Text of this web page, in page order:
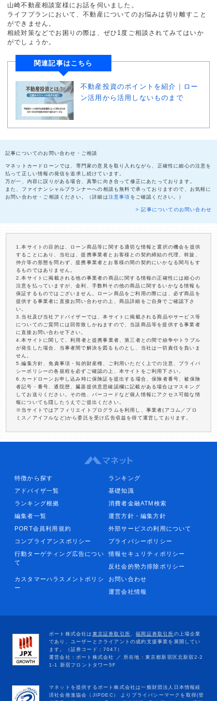
山崎不動産相談室様にお話を伺いました。
ライフプランにおいて、不動産についてのお悩みは切り離すこと
ができません。
相続対策などでお困りの際は、ぜひ1度ご相談されてみてはいか
がでしょうか。
関連記事はこちら
不動産投資のポイントを紹介｜ロー
ン活用から活用しないものまで
記事についてのお問い合わせ・ご相談
マネットカードローンでは、専門家の意見を取り入れながら、正確性に細心の注意を
払って正しい情報の発信を追求し続けています。
万が一、内容に誤りがある場合、真摯に向き合って修正にあたっております。
また、ファイナンシャルプランナーへの相談も無料で承っておりますので、お気軽に
お問い合わせ・ご相談ください。（詳細は注意事項 をご確認ください。）
> 記事についてのお問い合わせ
1.本サイトの目的は、ローン商品等に関する適切な情報と選択の機会を提供
することにあり、当社は、提携事業者とお客様との契約締結の代理、斡旋、
仲介等の形態を問わず、提携事業者とお客様の間の契約にいかなる関与もす
るものではありません。
2.本サイトに掲載される他の事業者の商品に関する情報の正確性には細心の
注意を払っていますが、金利、手数料その他の商品に関するいかなる情報も
保証するものではございません。ローン商品をご利用の際には、必ず商品を
提供する事業者に直接お問い合わせの上、商品詳細をご自身でご確認下さ
い。
3.当社及び当社アドバイザーでは、本サイトに掲載される商品やサービス等
についてのご質問には回答致しかねますので、当該商品等を提供する事業者
に直接お問い合わせ下さい。
4.本サイトに関して、利用者と提携事業者、第三者との間で紛争やトラブル
が発生した場合、当事者間で解決を図るものとし、当社は一切責任を負いま
せん。
5.編集方針、免責事項・知的財産権、ご利用いただく上での注意、プライバ
シーポリシーの各規程を必ずご確認の上、本サイトをご利用下さい。
6.カードローンお申し込み時に保険証を提出する場合、保険者番号、被保険
者記号・番号、通院歴、臓器提供意思確認欄に記載がある場合はマスキング
してお送りください。その他、バーコードなど個人情報にアクセス可能な情
報についても隠したうえでご提出ください。
※当サイトではアフィリエイトプログラムを利用し、事業者(アコム／プロ
ミス／アイフルなど)から委託を受け広告収益を得て運営しております。
特徴から探す
ランキング
アドバイザ一覧
基礎知識
ランキング根拠
消費者金融ATM検索
編集者一覧
運営方針・編集方針
PORT会員利用規約
外部サービスの利用について
コンプライアンスポリシー
プライバシーポリシー
行動ターゲティング広告につい
て
情報セキュリティポリシー
反社会的勢力排除ポリシー
カスタマーハラスメントポリシ
ー
お問い合わせ
運営会社情報